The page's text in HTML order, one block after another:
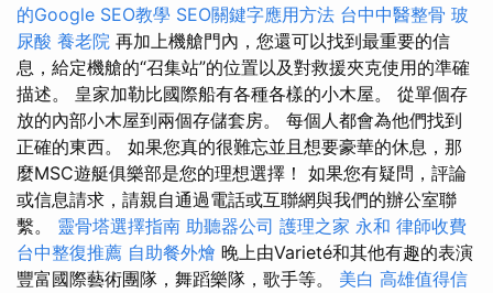
的Google SEO教學 SEO關鍵字應用方法 台中中醫整骨 玻
尿酸 養老院 再加上機艙門內，您還可以找到最重要的信
息，給定機艙的“召集站”的位置以及對救援夾克使用的準確
描述。 皇家加勒比國際船有各種各樣的小木屋。 從單個存
放的內部小木屋到兩個存儲套房。 每個人都會為他們找到
正確的東西。 如果您真的很難忘並且想要豪華的休息，那
麼MSC遊艇俱樂部是您的理想選擇！ 如果您有疑問，評論
或信息請求，請親自通過電話或互聯網與我們的辦公室聯
繫。 靈骨塔選擇指南 助聽器公司 護理之家 永和 律師收費
台中整復推薦 自助餐外燴 晚上由Varieté和其他有趣的表演
豐富國際藝術團隊，舞蹈樂隊，歌手等。 美白 高雄值得信